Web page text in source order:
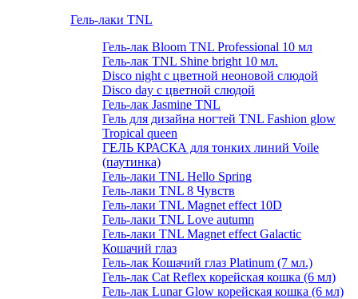
Гель-лаки TNL
Гель-лак Bloom TNL Professional 10 мл
Гель-лак TNL Shine bright 10 мл.
Disco night с цветной неоновой слюдой
Disco day с цветной слюдой
Гель-лак Jasmine TNL
Гель для дизайна ногтей TNL Fashion glow
Tropical queen
ГЕЛЬ КРАСКА для тонких линий Voile
(паутинка)
Гель-лаки TNL Hello Spring
Гель-лаки TNL 8 Чувств
Гель-лаки TNL Magnet effect 10D
Гель-лаки TNL Love autumn
Гель-лаки TNL Magnet effect Galactic
Кошачий глаз
Гель-лак Кошачий глаз Platinum (7 мл.)
Гель-лак Cat Reflex корейская кошка (6 мл)
Гель-лак Lunar Glow корейская кошка (6 мл)